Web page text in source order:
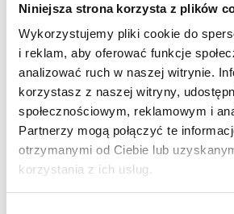
Niniejsza strona korzysta z plików
Wykorzystujemy pliki cookie do
i reklam, aby oferować funkcje
analizować ruch w naszej witrynie.
korzystasz z naszej witryny,
społecznościowym, reklamowym i
Partnerzy mogą połączyć te
otrzymanymi od Ciebie lub
korzystania z ich usług.
Fotele
Spa & Wellness
Wróć
Fotele do masażu
Urządzenia
Zdrowie i uroda
Zobacz wszystko